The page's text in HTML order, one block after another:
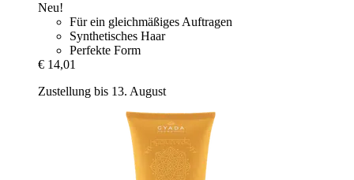
Neu!
Für ein gleichmäßiges Auftragen
Synthetisches Haar
Perfekte Form
€ 14,01
Zustellung bis 13. August